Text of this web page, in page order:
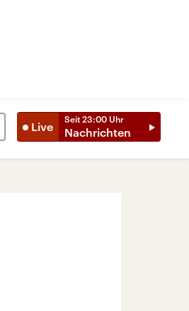
Live
Seit 23:00 Uhr
Nachrichten